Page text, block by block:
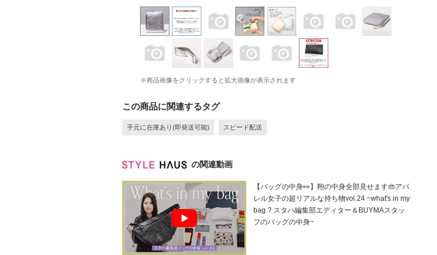
※商品画像をクリックすると拡大画像が表示されます
この商品に関連するタグ
手元に在庫あり(即発送可能) スピード配送
の関連動画
【バッグの中身👀】鞄の中身全部見せます👜アパ
レル女子の超リアルな持ち物vol.24 ~what's in my
bag ? スタハ編集部エディター＆BUYMAスタッ
フのバッグの中身~